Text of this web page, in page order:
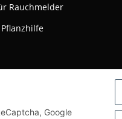
Google
Rauchmelder